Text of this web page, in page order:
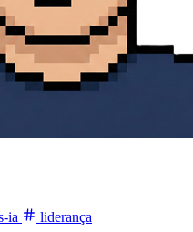
ia liderança